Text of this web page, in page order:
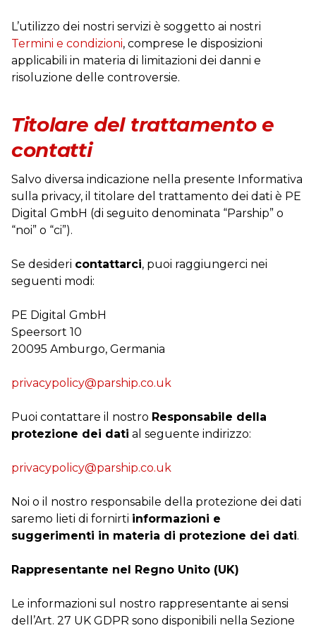
L’utilizzo dei nostri servizi è soggetto ai nostri
Termini e condizioni, comprese le disposizioni
applicabili in materia di limitazioni dei danni e
risoluzione delle controversie.
Titolare del trattamento e
contatti
Salvo diversa indicazione nella presente Informativa
sulla privacy, il titolare del trattamento dei dati è PE
Digital GmbH (di seguito denominata “Parship” o
“noi” o “ci”).
Se desideri contattarci, puoi raggiungerci nei
seguenti modi:
PE Digital GmbH
Speersort 10
20095 Amburgo, Germania
privacypolicy@parship.co.uk
Puoi contattare il nostro Responsabile della
protezione dei dati al seguente indirizzo:
privacypolicy@parship.co.uk
Noi o il nostro responsabile della protezione dei dati
saremo lieti di fornirti informazioni e
suggerimenti in materia di protezione dei dati.
Rappresentante nel Regno Unito (UK)
Le informazioni sul nostro rappresentante ai sensi
dell’Art. 27 UK GDPR sono disponibili nella Sezione